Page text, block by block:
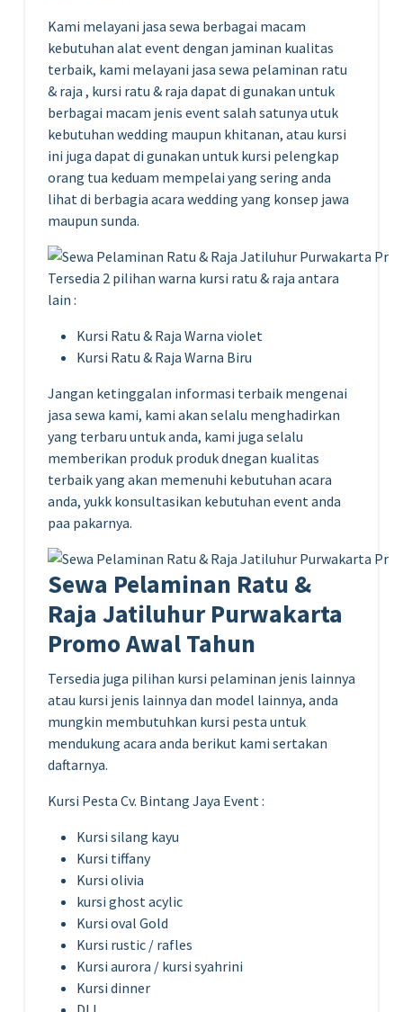
Kami melayani jasa sewa berbagai macam
kebutuhan alat event dengan jaminan kualitas
terbaik, kami melayani jasa sewa pelaminan ratu
& raja , kursi ratu & raja dapat di gunakan untuk
berbagai macam jenis event salah satunya utuk
kebutuhan wedding maupun khitanan, atau kursi
ini juga dapat di gunakan untuk kursi pelengkap
orang tua keduam mempelai yang sering anda
lihat di berbagia acara wedding yang konsep jawa
maupun sunda.
Tersedia 2 pilihan warna kursi ratu & raja antara
lain :
Kursi Ratu & Raja Warna violet
Kursi Ratu & Raja Warna Biru
Jangan ketinggalan informasi terbaik mengenai
jasa sewa kami, kami akan selalu menghadirkan
yang terbaru untuk anda, kami juga selalu
memberikan produk produk dnegan kualitas
terbaik yang akan memenuhi kebutuhan acara
anda, yukk konsultasikan kebutuhan event anda
paa pakarnya.
Sewa Pelaminan Ratu &
Raja Jatiluhur Purwakarta
Promo Awal Tahun
Tersedia juga pilihan kursi pelaminan jenis lainnya
atau kursi jenis lainnya dan model lainnya, anda
mungkin membutuhkan kursi pesta untuk
mendukung acara anda berikut kami sertakan
daftarnya.
Kursi Pesta Cv. Bintang Jaya Event :
Kursi silang kayu
Kursi tiffany
Kursi olivia
kursi ghost acylic
Kursi oval Gold
Kursi rustic / rafles
Kursi aurora / kursi syahrini
Kursi dinner